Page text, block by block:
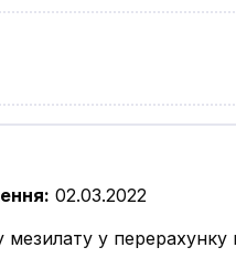
: 02.03.2022
мезилату у перерахунку